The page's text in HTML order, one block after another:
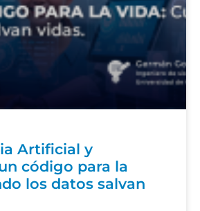
Artificial y
código para la
los datos salvan